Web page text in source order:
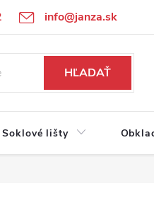
info@janza.sk
podmienky Podmienky
HĽADAŤ
Soklové lišty